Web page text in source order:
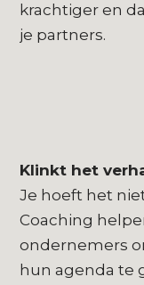
krachtiger en
je partners.
Klinkt het
Je hoeft het
Coaching
ondernemers
hun agenda te